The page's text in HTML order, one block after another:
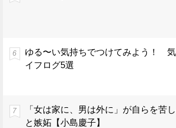
ゆる〜い気持ちでつけてみよう！
イフログ5選
「女は家に、男は外に」が自らを苦
と嫉妬【小島慶子】